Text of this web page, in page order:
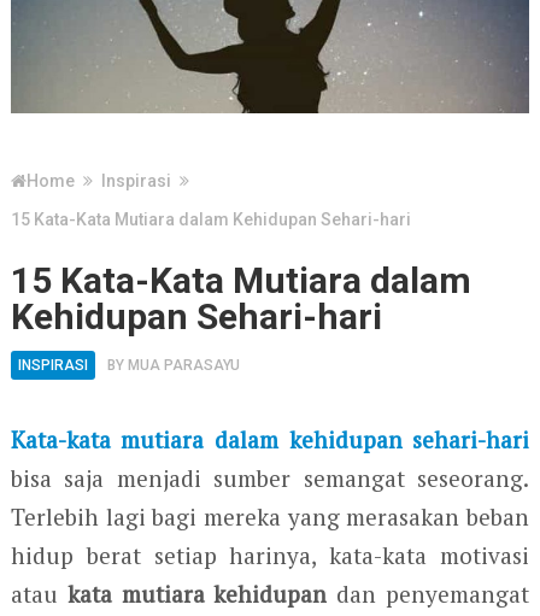
Home
Inspirasi
15 Kata-Kata Mutiara dalam Kehidupan Sehari-hari
15 Kata-Kata Mutiara dalam
Kehidupan Sehari-hari
INSPIRASI BY MUA PARASAYU
Kata-kata mutiara dalam kehidupan sehari-hari
bisa saja menjadi sumber semangat seseorang.
Terlebih lagi bagi mereka yang merasakan beban
hidup berat setiap harinya, kata-kata motivasi
atau kata mutiara kehidupan dan penyemangat